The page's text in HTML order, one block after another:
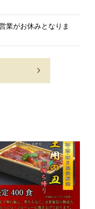
業がお休みとなりま